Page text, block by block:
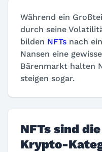
Während ein
durch seine
bilden NFTs nach
Nansen eine
Bärenmarkt halten
steigen sogar.
NFTs sind
Krypto-